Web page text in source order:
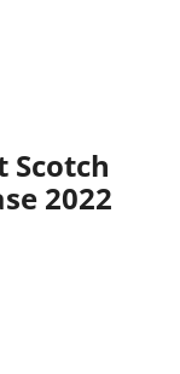
Scotch
2022